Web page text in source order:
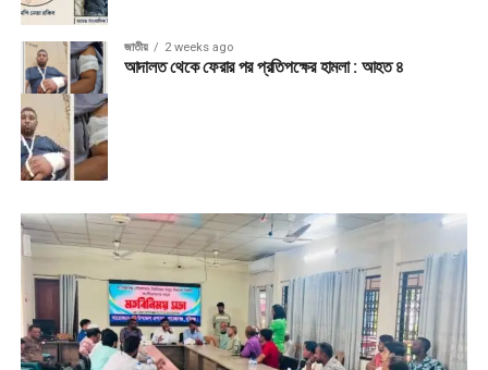
জাতীয় 2 weeks ago
আদালত থেকে ফেরার পর প্রতিপক্ষের হামলা : আহত ৪